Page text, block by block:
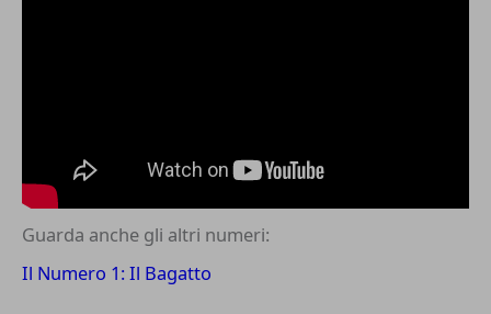
Guarda anche gli altri numeri:
Il Numero 1: Il Bagatto